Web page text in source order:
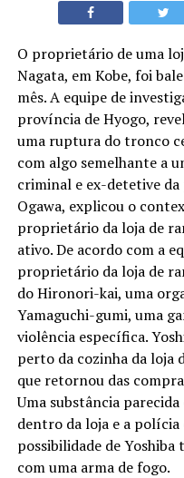
O proprietário de uma
Nagata, em Kobe, foi
mês. A equipe de
província de Hyogo,
uma ruptura do tronco
com algo semelhante a
criminal e ex-detetive
Ogawa, explicou o
proprietário da loja de
ativo. De acordo com a
proprietário da loja de
do Hironori-kai, uma
Yamaguchi-gumi, uma
violência específica.
perto da cozinha da loja
que retornou das
Uma substância
dentro da loja e a
possibilidade de
com uma arma de fogo.